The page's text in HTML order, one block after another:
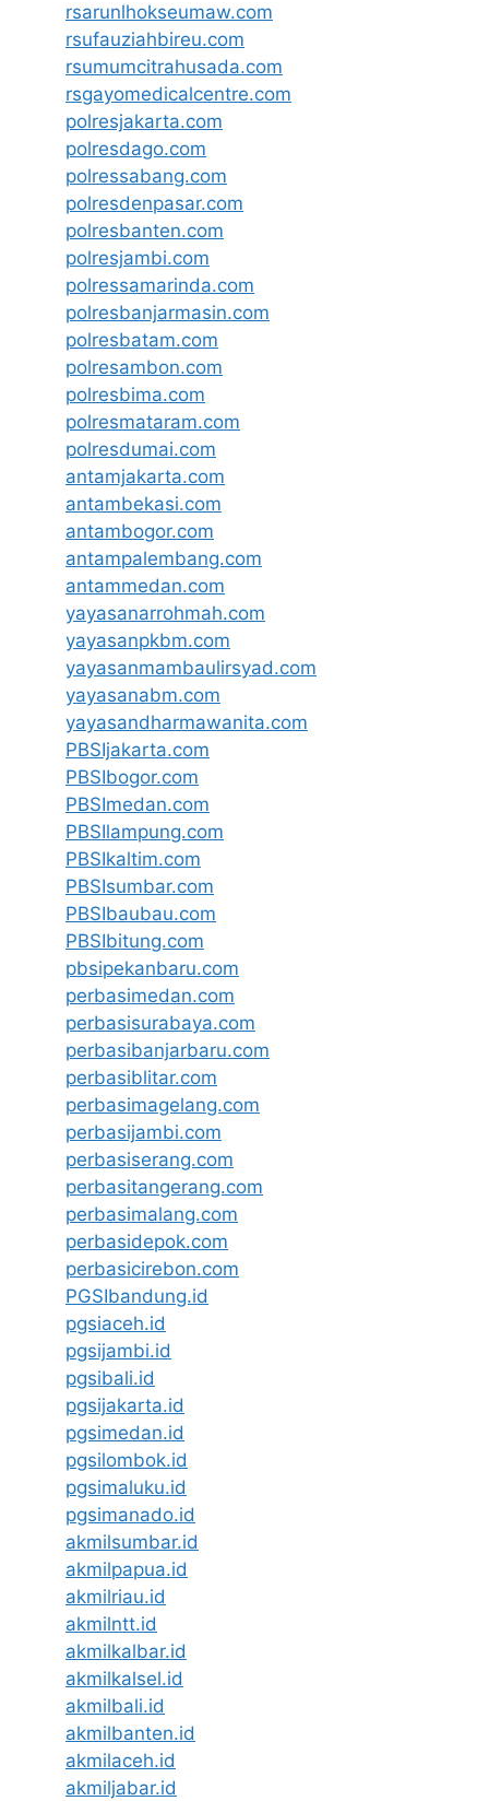
rsarunlhokseumaw.com
rsufauziahbireu.com
rsumumcitrahusada.com
rsgayomedicalcentre.com
polresjakarta.com
polresdago.com
polressabang.com
polresdenpasar.com
polresbanten.com
polresjambi.com
polressamarinda.com
polresbanjarmasin.com
polresbatam.com
polresambon.com
polresbima.com
polresmataram.com
polresdumai.com
antamjakarta.com
antambekasi.com
antambogor.com
antampalembang.com
antammedan.com
yayasanarrohmah.com
yayasanpkbm.com
yayasanmambaulirsyad.com
yayasanabm.com
yayasandharmawanita.com
PBSIjakarta.com
PBSIbogor.com
PBSImedan.com
PBSIlampung.com
PBSIkaltim.com
PBSIsumbar.com
PBSIbaubau.com
PBSIbitung.com
pbsipekanbaru.com
perbasimedan.com
perbasisurabaya.com
perbasibanjarbaru.com
perbasiblitar.com
perbasimagelang.com
perbasijambi.com
perbasiserang.com
perbasitangerang.com
perbasimalang.com
perbasidepok.com
perbasicirebon.com
PGSIbandung.id
pgsiaceh.id
pgsijambi.id
pgsibali.id
pgsijakarta.id
pgsimedan.id
pgsilombok.id
pgsimaluku.id
pgsimanado.id
akmilsumbar.id
akmilpapua.id
akmilriau.id
akmilntt.id
akmilkalbar.id
akmilkalsel.id
akmilbali.id
akmilbanten.id
akmilaceh.id
akmiljabar.id